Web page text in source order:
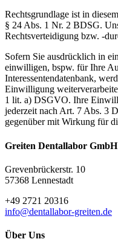
Rechtsgrundlage ist in
§ 24 Abs. 1 Nr. 2 BDSG.
Rechtsverteidigung bzw. -
Sofern Sie ausdrücklich in
einwilligen, bspw. für Ihre
Interessentendatenbank,
Einwilligung
1 lit. a) DSGVO. Ihre
jederzeit nach Art. 7 Abs. 3
gegenüber mit Wirkung für
Greiten Dentallabor
Grevenbrückerstr. 10
57368 Lennestadt
+49 2721 20316
info@dentallabor-greiten.de
Über Uns